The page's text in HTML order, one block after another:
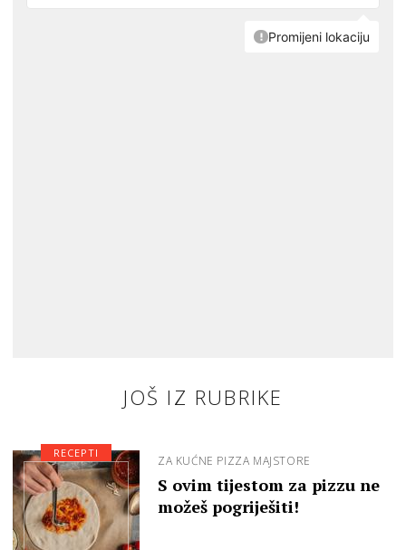
JOŠ IZ RUBRIKE
ZA KUĆNE PIZZA MAJSTORE
S ovim tijestom za pizzu ne
možeš pogriješiti!
RECEPTI